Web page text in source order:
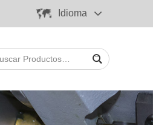
Idioma